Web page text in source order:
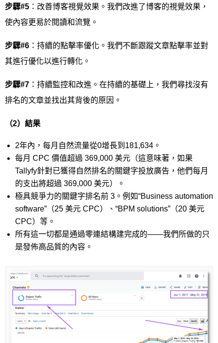
步驟#5 ：改善博客視覺效果。我們改進了博客的視覺效果，
使內容更易於閱讀和流覽。
步驟#6 ：持續的點擊率優化。我們不斷跟蹤文章點擊率並對
其進行優化以進行轉化。
步驟#7 ：持續監控和改進。在持續的基礎上，我們尋找沒有
排名的文章並找出其背後的原因。
（2）結果
2年內，每月自然流量從0增長到181,634。
每月 CPC 價值超過 369,000 美元（這意味著，如果
Tallyfy針對已獲得自然排名的關鍵字投放廣告，他們每月
的支出將超過 369,000 美元）。
極具競爭力的關鍵字排名前 3。例如“Business automation
software”（25 美元 CPC）、“BPM solutions”（20 美元
CPC）等。
所有這一切都是通過零連結構建完成的——我們所做的只
是發佈高品質的內容。